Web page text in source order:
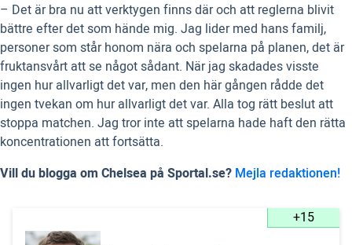
– Det är bra nu att verktygen finns där och att reglerna blivit
bättre efter det som hände mig. Jag lider med hans familj,
personer som står honom nära och spelarna på planen, det är
fruktansvårt att se något sådant. När jag skadades visste
ingen hur allvarligt det var, men den här gången rådde det
ingen tvekan om hur allvarligt det var. Alla tog rätt beslut att
stoppa matchen. Jag tror inte att spelarna hade haft den rätta
koncentrationen att fortsätta.
Vill du blogga om Chelsea på Sportal.se? Mejla redaktionen!
+15